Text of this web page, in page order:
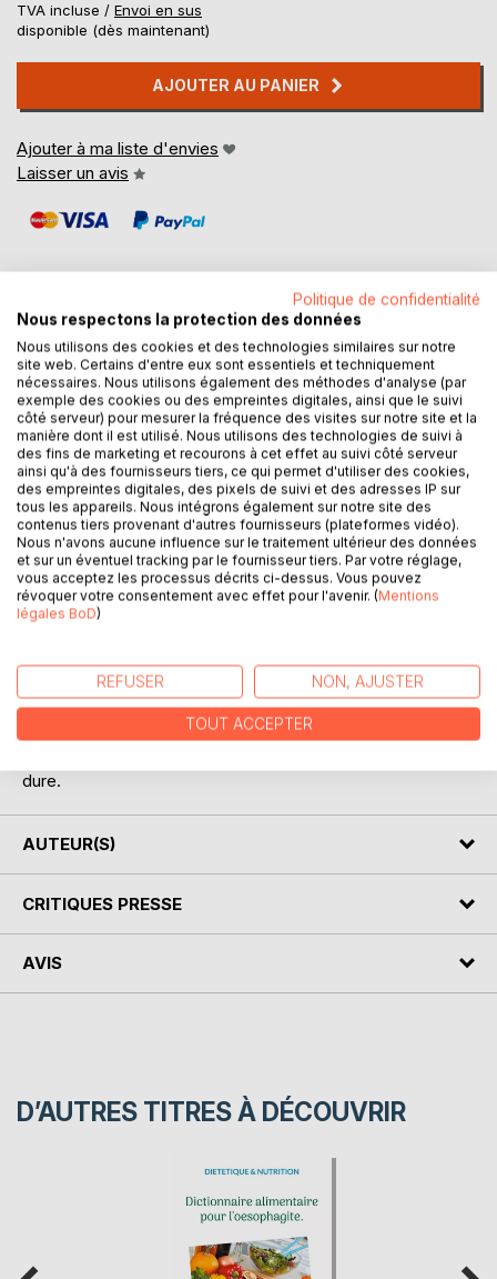
TVA incluse / Envoi en sus
disponible (dès maintenant)
AJOUTER AU PANIER
Ajouter à ma liste d'envies
Laisser un avis
DESCRIPTION
Vous souffrez des hémorroïdes ?
Ce journal diététique, élaboré par Cédric MENARD
diététicien-nutritionniste, sera pour vous le compagnon
idéal !
En effet, tous vos repas, vos sensations, vos remarques,
vos observations... pourront lui être confiés
quotidiennement.
Comme tout carnet diététique, il deviendra très rapidement
un compagnon fort utile lors de vos consultations avec
votre médecin, qu'il soit généraliste ou spécialiste, ainsi
Tout en prenant la plume, vous apprendrez très rapidement
à mieux maîtriser votre alimentation imposée par vos
hémorroïdes ; bref, ce confident deviendra, pour vous, très
vite, un soutien efficace et indispensable.
dure.
AUTEUR(S)
CRITIQUES PRESSE
AVIS
D’AUTRES TITRES À DÉCOUVRIR
Politique de confidentialité
Nous respectons la protection des données
Nous utilisons des cookies et des technologies similaires sur notre
site web. Certains d'entre eux sont essentiels et techniquement
nécessaires. Nous utilisons également des méthodes d'analyse (par
exemple des cookies ou des empreintes digitales, ainsi que le suivi
côté serveur) pour mesurer la fréquence des visites sur notre site et la
manière dont il est utilisé. Nous utilisons des technologies de suivi à
des fins de marketing et recourons à cet effet au suivi côté serveur
ainsi qu'à des fournisseurs tiers, ce qui permet d'utiliser des cookies,
des empreintes digitales, des pixels de suivi et des adresses IP sur
tous les appareils. Nous intégrons également sur notre site des
contenus tiers provenant d'autres fournisseurs (plateformes vidéo).
Nous n'avons aucune influence sur le traitement ultérieur des données
et sur un éventuel tracking par le fournisseur tiers. Par votre réglage,
vous acceptez les processus décrits ci-dessus. Vous pouvez
révoquer votre consentement avec effet pour l'avenir. (Mentions
légales BoD)
REFUSER NON, AJUSTER
TOUT ACCEPTER